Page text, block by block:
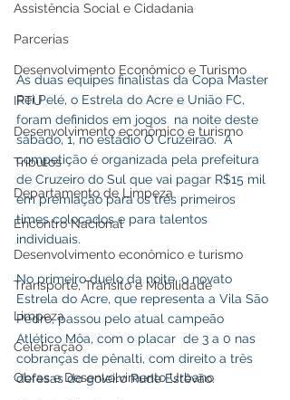
Assistência Social e Cidadania
Parcerias
Desenvolvimento Econômico e Turismo
IPTU
Desenvolvimento econômico e turismo
Tributos
Departamento de Limpeza
Encontro Nacional
Desenvolvimento econômico e turismo
Transporte, Trânsito e Mobilidade
Limpeza
Celebração
Obras e Desenvolvimento Urbano
As duas equipes finalistas da Copa Master
Rei Pelé, o Estrela do Acre e União FC,
foram definidos em jogos  na noite deste
sábado, 1, no estádio O Cruzeirão.  A
competição é organizada pela prefeitura
de Cruzeiro do Sul que vai pagar R$15 mil
em premiação para os três primeiros
times colocados e para talentos
individuais.
No primeiro duelo da noite, o novato
Estrela do Acre, que representa a Vila São
Pedro, passou pelo atual campeão
Atlético Môa, com o placar  de 3 a 0 nas
cobranças de pênalti, com direito a três
defesas do goleiro Rude Estêvão.